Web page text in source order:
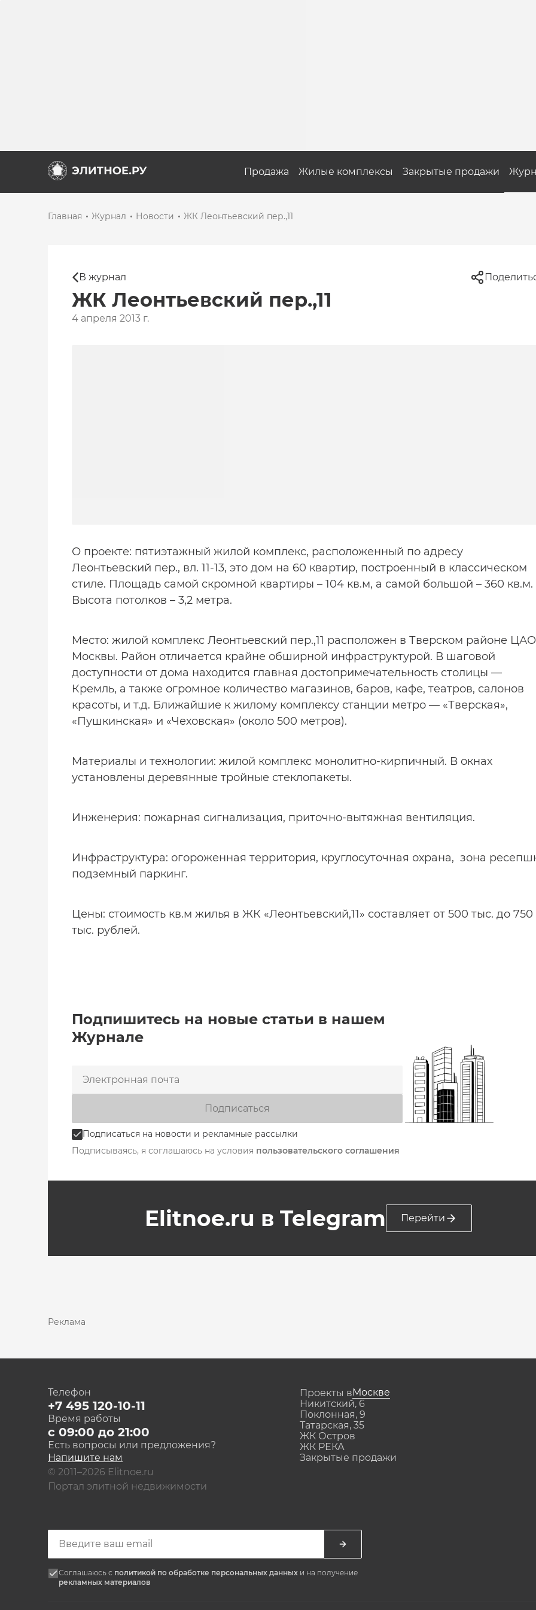
Продажа Жилые комплексы Закрытые продажи
Главная Журнал Новости ЖК Леонтьевский пер.,11
В журнал
ЖК Леонтьевский пер.,11
4 апреля 2013 г.
О проекте: пятиэтажный жилой комплекс, расположенный по адресу
Леонтьевский пер., вл. 11-13, это дом на 60 квартир, построенный в классическом
стиле. Площадь самой скромной квартиры – 104 кв.м, а самой большой – 360 кв.м.
Высота потолков – 3,2 метра.
Место: жилой комплекс Леонтьевский пер.,11 расположен в Тверском районе ЦАО
Москвы. Район отличается крайне обширной инфраструктурой. В шаговой
доступности от дома находится главная достопримечательность столицы —
Кремль, а также огромное количество магазинов, баров, кафе, театров, салонов
красоты, и т.д. Ближайшие к жилому комплексу станции метро — «Тверская»,
«Пушкинская» и «Чеховская» (около 500 метров).
Материалы и технологии: жилой комплекс монолитно-кирпичный. В окнах
установлены деревянные тройные стеклопакеты.
Инженерия: пожарная сигнализация, приточно-вытяжная вентиляция.
Инфраструктура: огороженная территория, круглосуточная охрана, зона
подземный паркинг.
Цены: стоимость кв.м жилья в ЖК «Леонтьевский,11» составляет от 500 тыс. до 750
тыс. рублей.
Подпишитесь на новые статьи в нашем
Журнале
Подписаться на новости и рекламные рассылки
Подписаться
Подписываясь, я соглашаюсь на условия пользовательского соглашения
Elitnoe.ru в Telegram Перейти
Реклама
Телефон
+7 495 120-10-11
Время работы
с 09:00 до 21:00
Есть вопросы или предложения?
Напишите нам
© 2011–2026 Elitnoe.ru
Портал элитной недвижимости
Проекты вМоскве
Никитский, 6
Поклонная, 9
Татарская, 35
ЖК Остров
ЖК РЕКА
Закрытые продажи
Соглашаюсь с политикой по обработке персональных данных и на получение
рекламных материалов